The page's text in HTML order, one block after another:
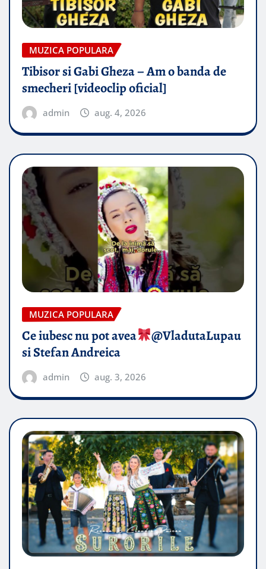
MUZICA POPULARA
Tibisor si Gabi Gheza – Am o banda de
smecheri [videoclip oficial]
admin aug. 4, 2026
MUZICA POPULARA
Ce iubesc nu pot avea
​@VladutaLupau
si Stefan Andreica
admin aug. 3, 2026